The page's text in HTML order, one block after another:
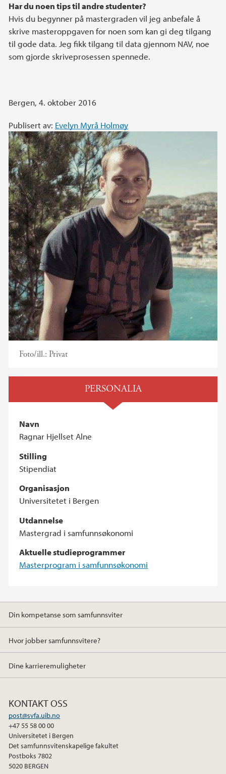
Har du noen tips til andre studenter?
Hvis du begynner på mastergraden vil jeg anbefale å
skrive masteroppgaven for noen som kan gi deg tilgang
til gode data. Jeg fikk tilgang til data gjennom NAV, noe
som gjorde skriveprosessen spennede.
Bergen, 4. oktober 2016
Publisert av: Evelyn Myrå Holmøy
Foto/ill.: Privat
PERSONALIA
Navn
Ragnar Hjellset Alne
Stilling
Stipendiat
Organisasjon
Universitetet i Bergen
Utdannelse
Mastergrad i samfunnsøkonomi
Aktuelle studieprogrammer
Masterprogram i samfunnsøkonomi
Din kompetanse som samfunnsviter
Hvor jobber samfunnsvitere?
Dine karrieremuligheter
KONTAKT OSS
post@svfa.uib.no
+47 55 58 00 00
Universitetet i Bergen
Det samfunnsvitenskapelige fakultet
Postboks 7802
5020 BERGEN